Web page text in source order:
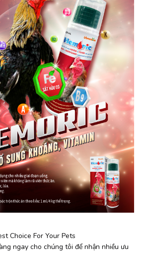
Choice For Your Pets
ngay cho chúng tôi để nhận nhiều ưu